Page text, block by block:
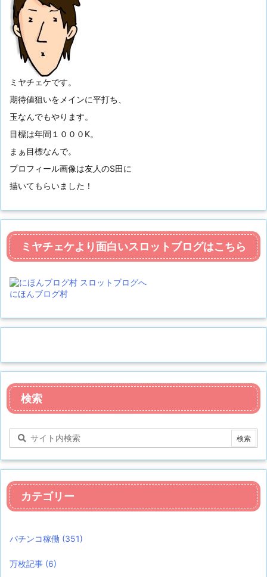
ミヤチェケです。
期待値狙いをメインに平打ち、
玉なんでもやります。
目標は年間１０００K。
まぁ目標なんで。
プロフィール画像は友人のS田に
描いてもらいました！
ミヤチェケより面白いスロットブログはこちら
にほんブログ村
検索
カテゴリー
パチンコ稼働 (351)
万枚記事 (6)